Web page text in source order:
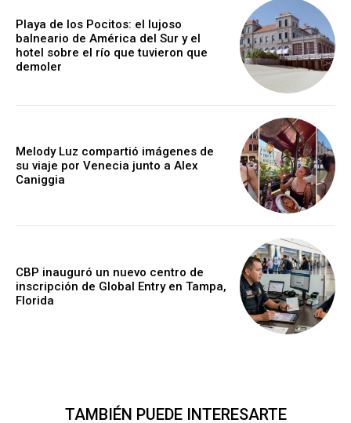
Playa de los Pocitos: el lujoso
balneario de América del Sur y el
hotel sobre el río que tuvieron que
demoler
Melody Luz compartió imágenes de
su viaje por Venecia junto a Alex
Caniggia
CBP inauguró un nuevo centro de
inscripción de Global Entry en Tampa,
Florida
TAMBIÉN PUEDE INTERESARTE